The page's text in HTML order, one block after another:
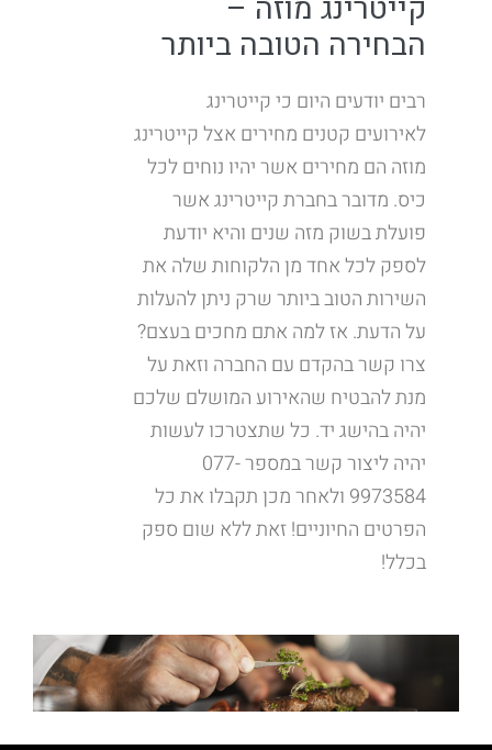
קייטרינג מוזה –
הבחירה הטובה ביותר
רבים יודעים היום כי קייטרינג
לאירועים קטנים מחירים אצל קייטרינג
מוזה הם מחירים אשר יהיו נוחים לכל
כיס. מדובר בחברת קייטרינג אשר
פועלת בשוק מזה שנים והיא יודעת
לספק לכל אחד מן הלקוחות שלה את
השירות הטוב ביותר שרק ניתן להעלות
על הדעת. אז למה אתם מחכים בעצם?
צרו קשר בהקדם עם החברה וזאת על
מנת להבטיח שהאירוע המושלם שלכם
יהיה בהישג יד. כל שתצטרכו לעשות
יהיה ליצור קשר במספר 077-
9973584 ולאחר מכן תקבלו את כל
הפרטים החיוניים! זאת ללא שום ספק
בכלל!